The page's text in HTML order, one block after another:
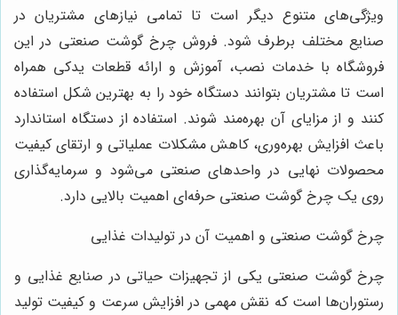
ویژگی‌های متنوع دیگر است تا تمامی نیازهای مشتریان در
صنایع مختلف برطرف شود. فروش چرخ گوشت صنعتی در این
فروشگاه با خدمات نصب، آموزش و ارائه قطعات یدکی همراه
است تا مشتریان بتوانند دستگاه خود را به بهترین شکل استفاده
کنند و از مزایای آن بهره‌مند شوند. استفاده از دستگاه استاندارد
باعث افزایش بهره‌وری، کاهش مشکلات عملیاتی و ارتقای کیفیت
محصولات نهایی در واحدهای صنعتی می‌شود و سرمایه‌گذاری
روی یک چرخ گوشت صنعتی حرفه‌ای اهمیت بالایی دارد.
چرخ گوشت صنعتی و اهمیت آن در تولیدات غذایی
چرخ گوشت صنعتی یکی از تجهیزات حیاتی در صنایع غذایی و
رستوران‌ها است که نقش مهمی در افزایش سرعت و کیفیت تولید